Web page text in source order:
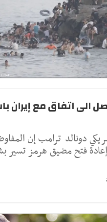
الى اتفاق مع إيران
دونالد ترامب إن
فتح مضيق هرمز تسير